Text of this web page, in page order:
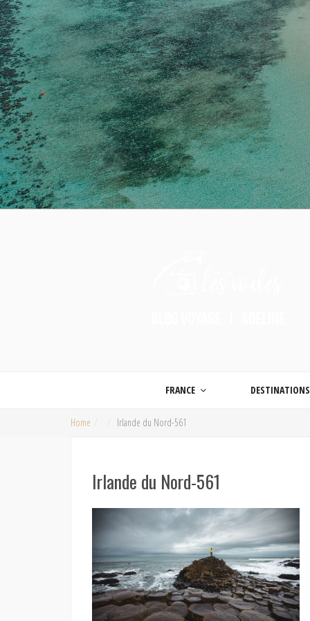
FRANCE DESTINATIONS
Home Irlande du Nord-561
Irlande du Nord-561